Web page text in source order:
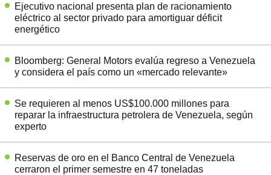
Ejecutivo nacional presenta plan de racionamiento
eléctrico al sector privado para amortiguar déficit
energético
Bloomberg: General Motors evalúa regreso a Venezuela
y considera el país como un «mercado relevante»
Se requieren al menos US$100.000 millones para
reparar la infraestructura petrolera de Venezuela, según
experto
Reservas de oro en el Banco Central de Venezuela
cerraron el primer semestre en 47 toneladas